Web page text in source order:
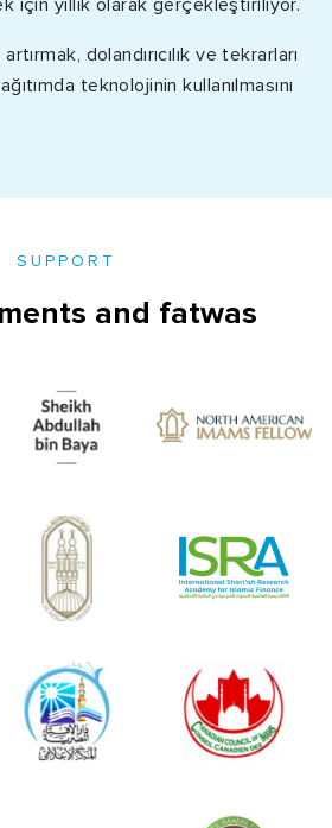
için yıllık olarak gerçekleştiriliyor.
dolandırıcılık ve tekrarları
teknolojinin kullanılmasını
SUPPORT
and fatwas